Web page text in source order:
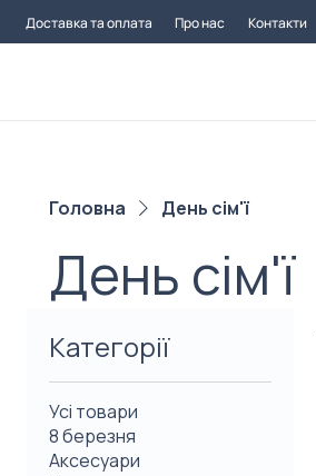
Доставка та оплата Про нас Контакти
Головна День сім'ї
День сім'ї
Категорії
Усі товари
8 березня
Аксесуари